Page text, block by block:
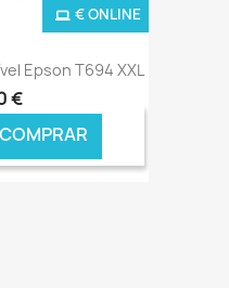
Epson T694 XXL
€
COMPRAR
€ ONLINE